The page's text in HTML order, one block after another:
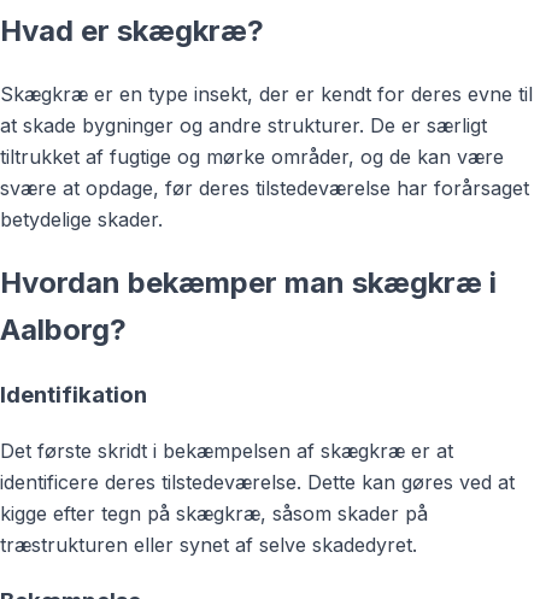
Hvad er skægkræ?
Skægkræ er en type insekt, der er kendt for deres evne til
at skade bygninger og andre strukturer. De er særligt
tiltrukket af fugtige og mørke områder, og de kan være
svære at opdage, før deres tilstedeværelse har forårsaget
betydelige skader.
Hvordan bekæmper man skægkræ i
Aalborg?
Identifikation
Det første skridt i bekæmpelsen af skægkræ er at
identificere deres tilstedeværelse. Dette kan gøres ved at
kigge efter tegn på skægkræ, såsom skader på
træstrukturen eller synet af selve skadedyret.